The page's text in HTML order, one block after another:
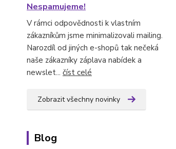
Nespamujeme!
V rámci odpovědnosti k vlastním
zákazníkům jsme minimalizovali mailing.
Narozdíl od jiných e-shopů tak nečeká
naše zákazníky záplava nabídek a
newslet... číst celé
Zobrazit všechny novinky
Blog